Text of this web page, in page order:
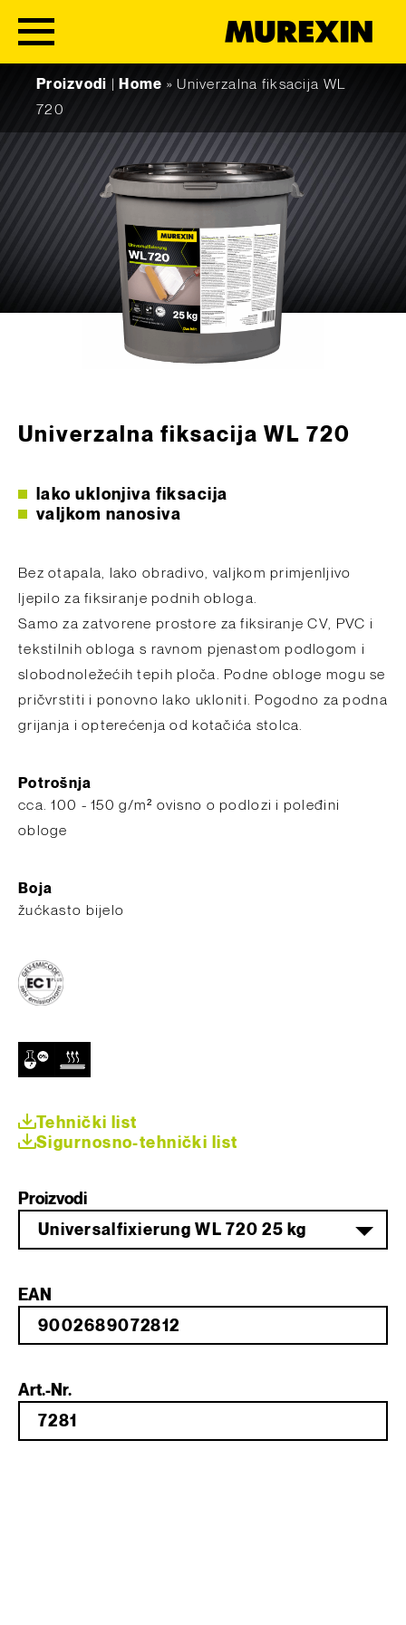
Proizvodi
Home »Univerzalna fiksacija WL
720
Univerzalna fiksacija WL 720
lako uklonjiva fiksacija
valjkom nanosiva
Bez otapala, lako obradivo, valjkom primjenljivo
ljepilo za fiksiranje podnih obloga.
Samo za zatvorene prostore za fiksiranje CV, PVC i
tekstilnih obloga s ravnom pjenastom podlogom i
slobodnoležećih tepih ploča. Podne obloge mogu se
pričvrstiti i ponovno lako ukloniti. Pogodno za podna
grijanja i opterećenja od kotačića stolca.
Potrošnja
​cca. 100 - 150 g/m² ovisno o podlozi i poleđini
obloge
Boja
žućkasto bijelo
Tehnički list
Sigurnosno-tehnički list
Proizvodi
Universalfixierung WL 720 25 kg
EAN
Art.-Nr.